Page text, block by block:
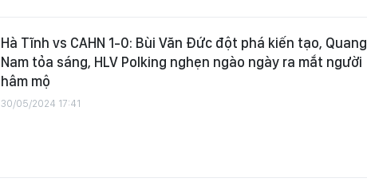
Hà Tĩnh vs CAHN 1-0: Bùi Văn Đức đột phá kiến tạo, Quang
Nam tỏa sáng, HLV Polking nghẹn ngào ngày ra mắt người
hâm mộ
30/05/2024 17:41